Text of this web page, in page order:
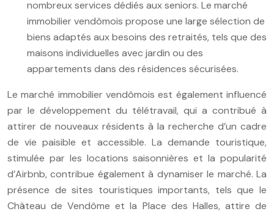
nombreux services dédiés aux seniors. Le marché
immobilier vendômois propose une large sélection de
biens adaptés aux besoins des retraités, tels que des
maisons individuelles avec jardin ou des
appartements dans des résidences sécurisées.
Le marché immobilier vendômois est également influencé
par le développement du télétravail, qui a contribué à
attirer de nouveaux résidents à la recherche d’un cadre
de vie paisible et accessible. La demande touristique,
stimulée par les locations saisonnières et la popularité
d’Airbnb, contribue également à dynamiser le marché. La
présence de sites touristiques importants, tels que le
Château de Vendôme et la Place des Halles, attire de